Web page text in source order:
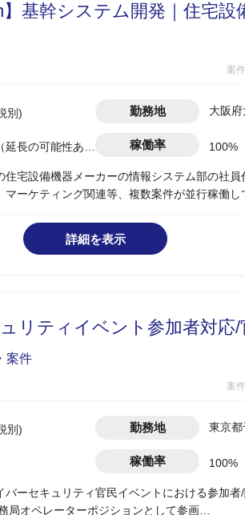
】基幹システム開発｜住宅設
案
別) 勤務地
大阪
延長の可能性あ
稼働率 100%
住宅設備機器メーカーの情報システム部の社員
マーケティング関連等、複数案件が並行稼働
詳細を表示
リティイベント参加者対応
案件
案
別) 勤務地 東京
稼働率 100%
バーセキュリティ官民イベントにおける参加
局オペレーターポジションとして参画